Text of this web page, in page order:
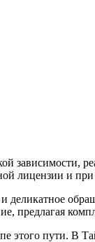
зависимости,
лицензии и
предлагая
этого пути. В